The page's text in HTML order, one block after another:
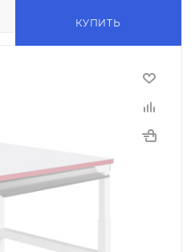
КУПИТЬ